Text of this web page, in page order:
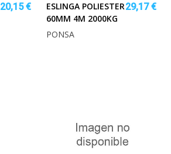
20,15 €
ESLINGA POLIESTER
60MM 4M 2000KG
29,17 €
PONSA